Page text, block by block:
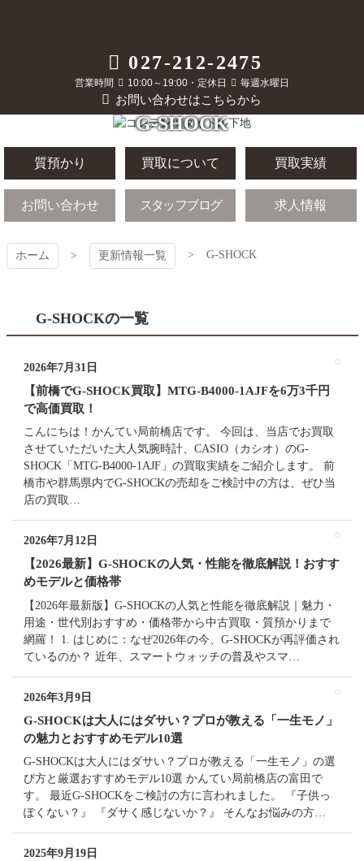
ス
ッ
質屋かんてい局
前橋店
027-212-2475
営業時間 10:00～19:00・定休日 毎週水曜日
お問い合わせはこちらから
G-SHOCK
質預かり 買取について 買取実績
お問い合わせ スタッフブログ 求人情報
ホーム 更新情報一覧 G-SHOCK
G-SHOCKの一覧
2026年7月31日
【前橋でG-SHOCK買取】MTG-B4000-1AJFを6万3千円
で高価買取！
こんにちは！かんてい局前橋店です。 今回は、当店でお買取
させていただいた大人気腕時計、CASIO（カシオ）のG-
SHOCK「MTG-B4000-1AJF」の買取実績をご紹介します。 前
橋市や群馬県内でG-SHOCKの売却をご検討中の方は、ぜひ当
店の買取…
2026年7月12日
【2026最新】G-SHOCKの人気・性能を徹底解説！おすす
めモデルと価格帯
【2026年最新版】G-SHOCKの人気と性能を徹底解説｜魅力・
用途・世代別おすすめ・価格帯から中古買取・質預かりまで
網羅！ 1. はじめに：なぜ2026年の今、G-SHOCKが再評価され
ているのか？ 近年、スマートウォッチの普及やスマ…
2026年3月9日
G-SHOCKは大人にはダサい？プロが教える「一生モノ」
の魅力とおすすめモデル10選
G-SHOCKは大人にはダサい？プロが教える「一生モノ」の選
び方と厳選おすすめモデル10選 かんてい局前橋店の富田で
す。 最近G-SHOCKをご検討の方に言われました。 『子供っ
ぽくない？』 『ダサく感じないか？』 そんなお悩みの方…
2025年9月19日